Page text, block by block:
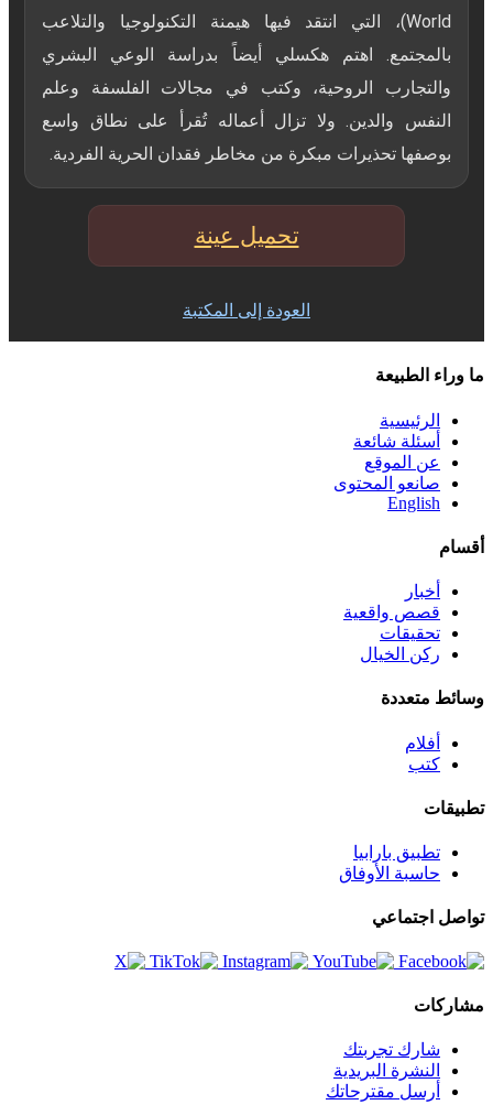
World)، التي انتقد فيها هيمنة التكنولوجيا والتلاعب
بالمجتمع. اهتم هكسلي أيضاً بدراسة الوعي البشري
والتجارب الروحية، وكتب في مجالات الفلسفة وعلم
النفس والدين. ولا تزال أعماله تُقرأ على نطاق واسع
بوصفها تحذيرات مبكرة من مخاطر فقدان الحرية الفردية.
تحميل عينة
العودة إلى المكتبة
ما وراء الطبيعة
الرئيسية
أسئلة شائعة
عن الموقع
صانعو المحتوى
English
أقسام
أخبار
قصص واقعية
تحقيقات
ركن الخيال
وسائط متعددة
أفلام
كتب
تطبيقات
تطبيق بارابيا
حاسبة الأوفاق
تواصل اجتماعي
مشاركات
شارك تجربتك
النشرة البريدية
أرسل مقترحاتك